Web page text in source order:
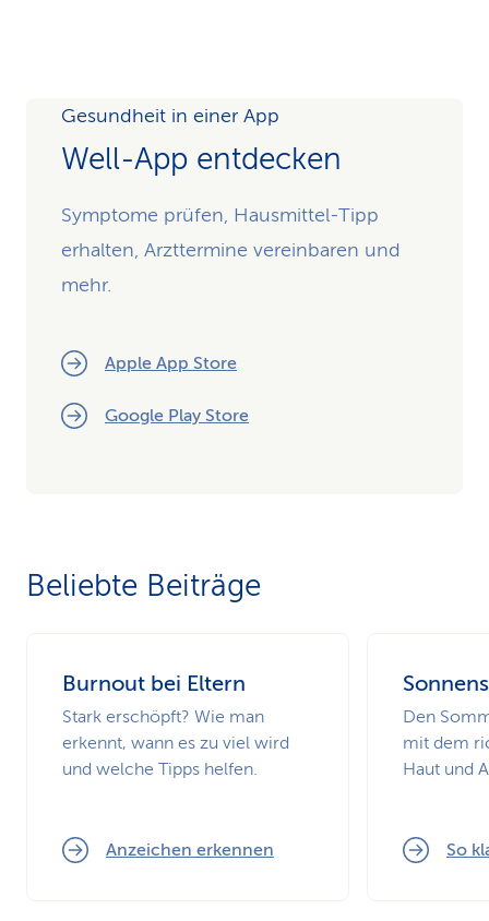
Gesundheit in einer App
Well-App entdecken
Symptome prüfen, Hausmittel-Tipp
erhalten, Arzttermine vereinbaren und
mehr.
Apple App Store
Google Play Store
Beliebte Beiträge
Burnout bei Eltern
Stark erschöpft? Wie man
erkennt, wann es zu viel wird
und welche Tipps helfen.
Anzeichen erkennen
Den
mit dem
Haut und
So